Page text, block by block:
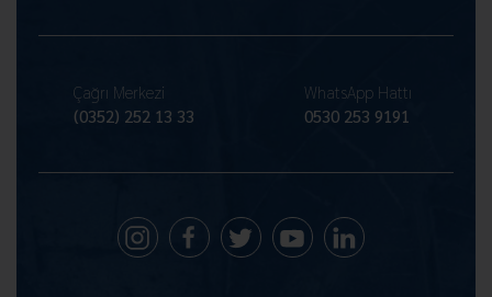
Çağrı Merkezi
(0352) 252 13 33
WhatsApp Hattı
0530 253 9191